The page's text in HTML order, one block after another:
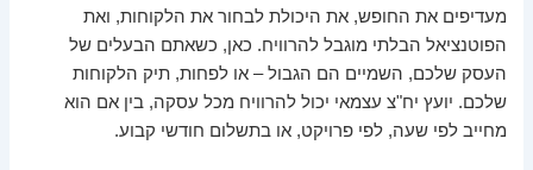
מעדיפים את החופש, את היכולת לבחור את הלקוחות, ואת
הפוטנציאל הבלתי מוגבל להרוויח. כאן, כשאתם הבעלים של
העסק שלכם, השמיים הם הגבול – או לפחות, תיק הלקוחות
שלכם. יועץ יח"צ עצמאי יכול להרוויח מכל עסקה, בין אם הוא
מחייב לפי שעה, לפי פרויקט, או בתשלום חודשי קבוע.